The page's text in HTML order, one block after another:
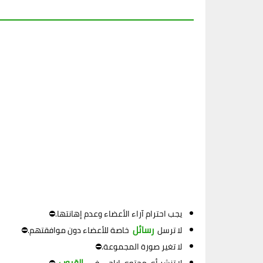
يجب احترام آراء الأعضاء وعدم إهانتها.⛔
لا ترسل رسائل خاصة للأعضاء دون موافقتهم.⛔
لا تغير صورة المجموعة.⛔